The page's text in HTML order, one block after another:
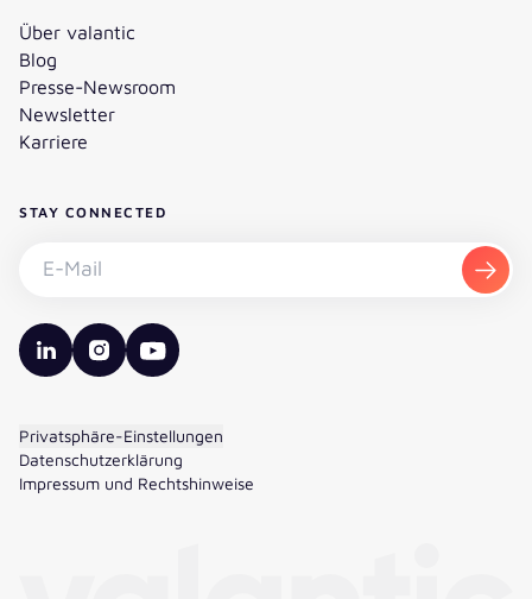
Über valantic
Blog
Presse-Newsroom
Newsletter
Karriere
STAY CONNECTED
valantic LinkedIn
valantic Instagram
valantic YouTube
Privatsphäre-Einstellungen
Datenschutzerklärung
Impressum und Rechtshinweise